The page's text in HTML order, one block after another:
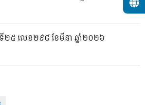
ទី២៥ លេខ២៩៨ ខែមីនា ឆ្នាំ២០២៦